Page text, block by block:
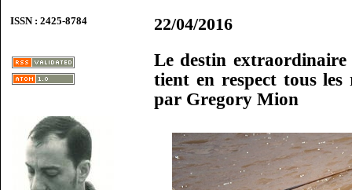
ISSN : 2425-8784
22/04/2016
Le destin
tient en respect tous les
par Gregory Mion